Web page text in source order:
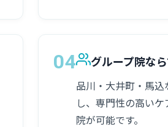
04 グループ院な
品川・大井町・馬
し、専門性の高い
院が可能です。